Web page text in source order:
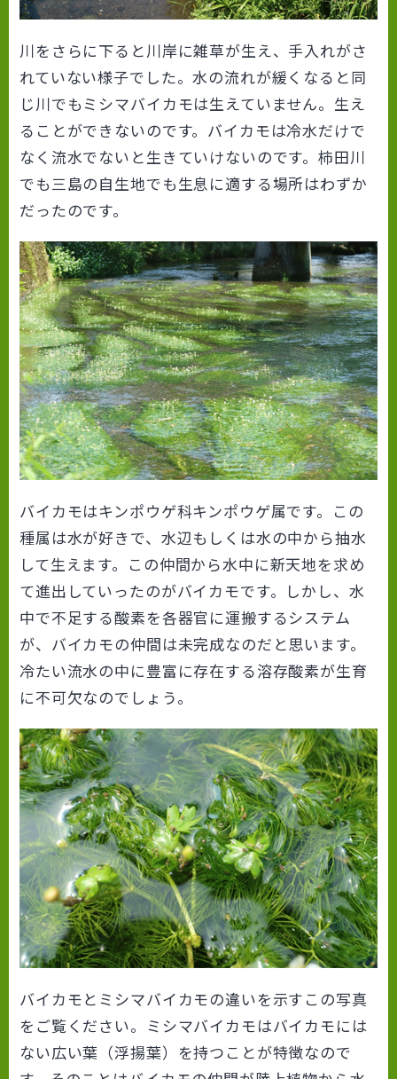
川をさらに下ると川岸に雑草が生え、手入れがさ
れていない様子でした。水の流れが緩くなると同
じ川でもミシマバイカモは生えていません。生え
ることができないのです。バイカモは冷水だけで
なく流水でないと生きていけないのです。柿田川
でも三島の自生地でも生息に適する場所はわずか
だったのです。
バイカモはキンポウゲ科キンポウゲ属です。この
種属は水が好きで、水辺もしくは水の中から抽水
して生えます。この仲間から水中に新天地を求め
て進出していったのがバイカモです。しかし、水
中で不足する酸素を各器官に運搬するシステム
が、バイカモの仲間は未完成なのだと思います。
冷たい流水の中に豊富に存在する溶存酸素が生育
に不可欠なのでしょう。
バイカモとミシマバイカモの違いを示すこの写真
をご覧ください。ミシマバイカモはバイカモには
ない広い葉（浮揚葉）を持つことが特徴なので